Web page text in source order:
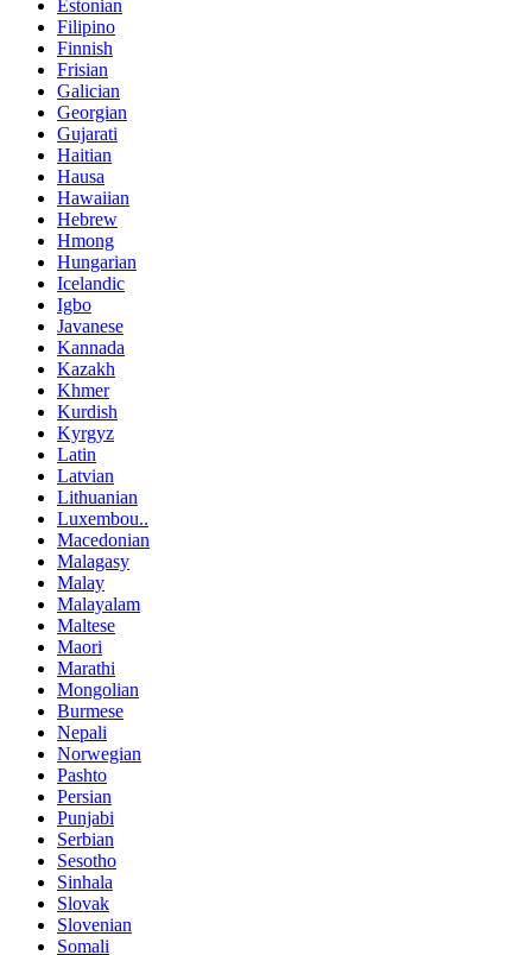
Estonian
Filipino
Finnish
Frisian
Galician
Georgian
Gujarati
Haitian
Hausa
Hawaiian
Hebrew
Hmong
Hungarian
Icelandic
Igbo
Javanese
Kannada
Kazakh
Khmer
Kurdish
Kyrgyz
Latin
Latvian
Lithuanian
Luxembou..
Macedonian
Malagasy
Malay
Malayalam
Maltese
Maori
Marathi
Mongolian
Burmese
Nepali
Norwegian
Pashto
Persian
Punjabi
Serbian
Sesotho
Sinhala
Slovak
Slovenian
Somali